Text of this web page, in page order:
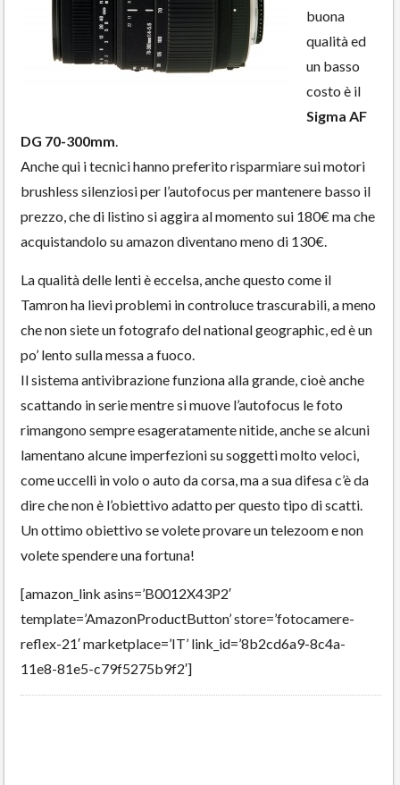
buona
qualità ed
un basso
costo è il
Sigma AF
DG 70-300mm
Anche qui i tecnici hanno preferito risparmiare sui motori
brushless silenziosi per l’autofocus per mantenere basso il
prezzo, che di listino si aggira al momento sui 180€ ma che
acquistandolo su amazon diventano meno di 130€.
La qualità delle lenti è eccelsa, anche questo come il
Tamron ha lievi problemi in controluce trascurabili, a meno
che non siete un fotografo del national geographic, ed è un
po’ lento sulla messa a fuoco.
Il sistema antivibrazione funziona alla grande, cioè anche
scattando in serie mentre si muove l’autofocus le foto
rimangono sempre esageratamente nitide, anche se alcuni
lamentano alcune imperfezioni su soggetti molto veloci,
come uccelli in volo o auto da corsa, ma a sua difesa c’è da
dire che non è l’obiettivo adatto per questo tipo di scatti.
Un ottimo obiettivo se volete provare un telezoom e non
volete spendere una fortuna!
[amazon_link asins=’B0012X43P2′
template=’AmazonProductButton’ store=’fotocamere-
reflex-21′ marketplace=’IT’ link_id=’8b2cd6a9-8c4a-
11e8-81e5-c79f5275b9f2′]